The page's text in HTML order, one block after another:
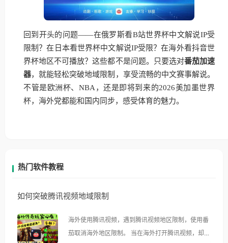
回到开头的问题——在俄罗斯看B站世界杯中文解说IP受
限制？在日本看世界杯中文解说IP受限？在海外看抖音世
界杯地区不可播放？这些都不是问题。只要选对番茄加速
器，就能轻松突破地域限制，享受流畅的中文赛事解说。
不管是欧洲杯、NBA，还是即将到来的2026美加墨世界
杯，海外党都能和国内同步，感受体育的魅力。
热门软件教程
如何突破腾讯视频地域限制
海外使用腾讯视频，遇到腾讯视频地区限制，使用番
茄取消海外地区限制。 当在海外打开腾讯视频，却突